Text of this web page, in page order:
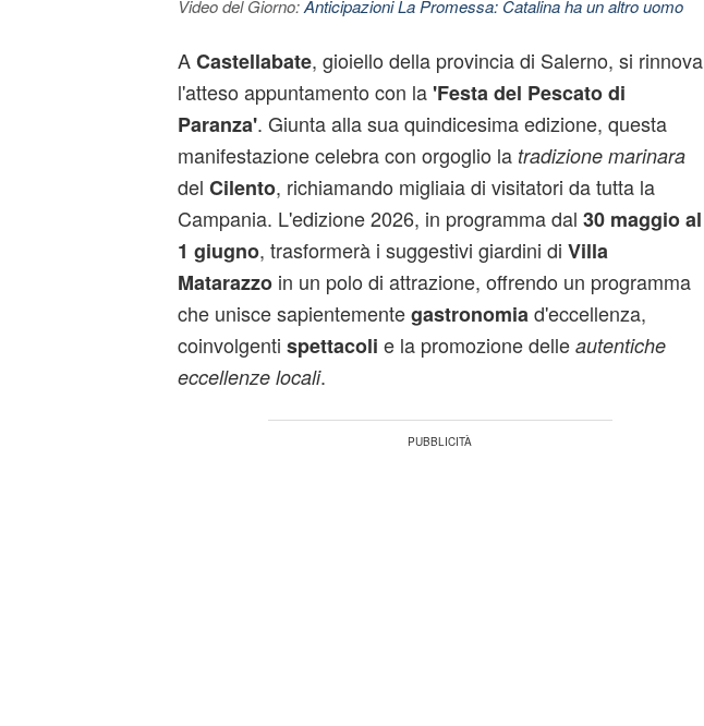
Video del Giorno:Anticipazioni La Promessa: Catalina ha un altro uomo
ACastellabate, gioiello della provincia di Salerno, si rinnova
l'atteso appuntamento con la 'Festa del Pescato di
Paranza'. Giunta alla sua quindicesima edizione, questa
manifestazione celebra con orgoglio la tradizione marinara
del Cilento, richiamando migliaia di visitatori da tutta la
Campania. L'edizione 2026, in programma dal 30 maggio al
1 giugno, trasformerà i suggestivi giardini di Villa
Matarazzoin un polo di attrazione, offrendo un programma
che unisce sapientementegastronomia d'eccellenza,
coinvolgenti spettacoli e la promozione delle autentiche
eccellenze locali.